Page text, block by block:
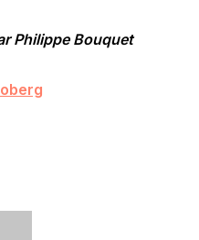
Philippe Bouquet